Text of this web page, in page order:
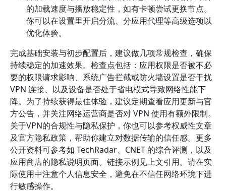
的加载速度与播放稳定性，如有卡顿尝试更换节点。
你可以在设置里开启分流、分应用代理等高级选项以
优化体验。
完成基础安装与初步配置后，建议做几项常规检查，确保
持续稳定的加速效果。检查点包括：应用权限是否被不必
要的权限请求影响、系统广告拦截或防火墙设置是否干扰
VPN 连接、以及设备是否处于省电模式导致网络性能下
降。为了持续获得最佳体验，建议定期查看应用更新与官
方公告，并关注网络运营商是否对 VPN 使用有额外限制。
关于VPN的合规性与隐私保护，你也可以参考权威性文章
及官方隐私政策，帮助你建立对数据传输的信任感。更多
公开资料可参考如 TechRadar、CNET 的综合评测，以及
应用商店的隐私说明页面。链接示例见上文引用。请在实
际使用中注意个人信息安全，避免在不信任网络环境下进
行敏感操作。